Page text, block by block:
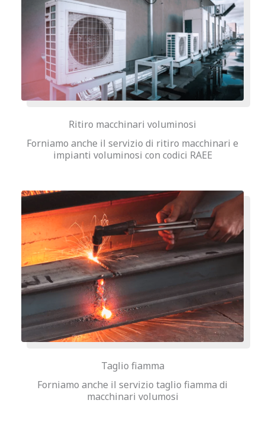
Ritiro macchinari voluminosi
Forniamo anche il servizio di ritiro macchinari e
impianti voluminosi con codici RAEE
Taglio fiamma
Forniamo anche il servizio taglio fiamma di
macchinari volumosi